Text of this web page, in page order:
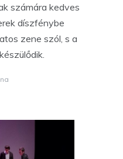
számára kedves
díszfénybe
zene szól, s a